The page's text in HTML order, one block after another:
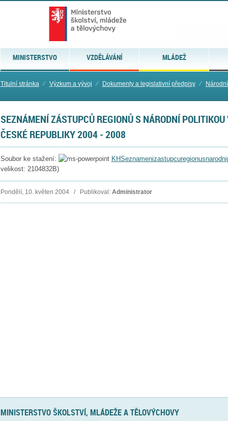
MINISTERSTVO VZDĚLÁVÁNÍ MLÁDEŽ
Titulní stránka ⁄ Výzkum a vývoj ⁄ Dokumenty a legislativní předpisy ⁄
SEZNÁMENÍ ZÁSTUPCŮ REGIONŮ S NÁRODNÍ
ČESKÉ REPUBLIKY 2004 - 2008
Soubor ke stažení:
velikost: 2104832B)
Pondělí, 10. květen 2004 / Publikoval: Administrator
MINISTERSTVO ŠKOLSTVÍ, MLÁDEŽE A TĚLOVÝCHOVY